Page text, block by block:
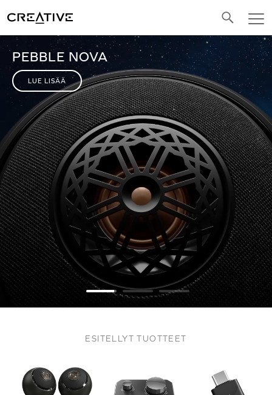
PEBBLE NOVA
LUE LISÄÄ
Video
Player
Video
Player
ESITELLYT TUOTTEET
Twitter